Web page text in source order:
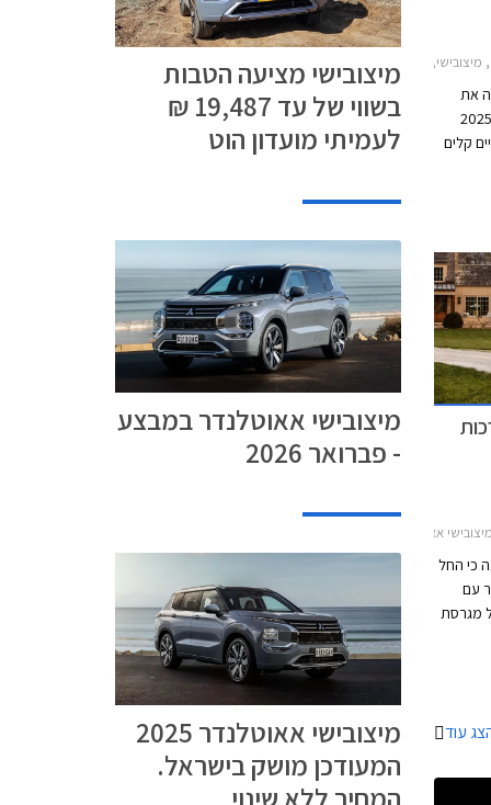
2025, מיצובישי אאוטלנדר 2025-2026מחירון רכב
את
7 מושבים מיצובישי אאוטלנדר 2025
קלים
2021-2025
כי החל
עם
מגרסת
עוד
מיצובישי מציעה הטבות
בשווי של עד 19,487 ₪
לעמיתי מועדון הוט
מיצובישי אאוטלנדר במבצע
- פברואר 2026
מיצובישי אאוטלנדר 2025
המעודכן מושק בישראל.